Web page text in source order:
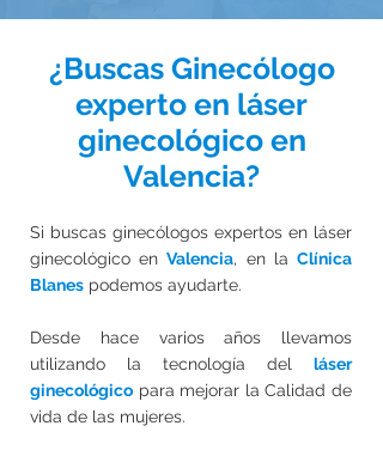
¿Buscas Ginecólogo
experto en láser
ginecológico en
Valencia?
Si buscas ginecólogos expertos en láser
ginecológico enValencia, en laClínica
Blanes podemos ayudarte.
Desde hace varios años llevamos
utilizando la tecnología del láser
ginecológico para mejorar la Calidad de
vida de las mujeres.